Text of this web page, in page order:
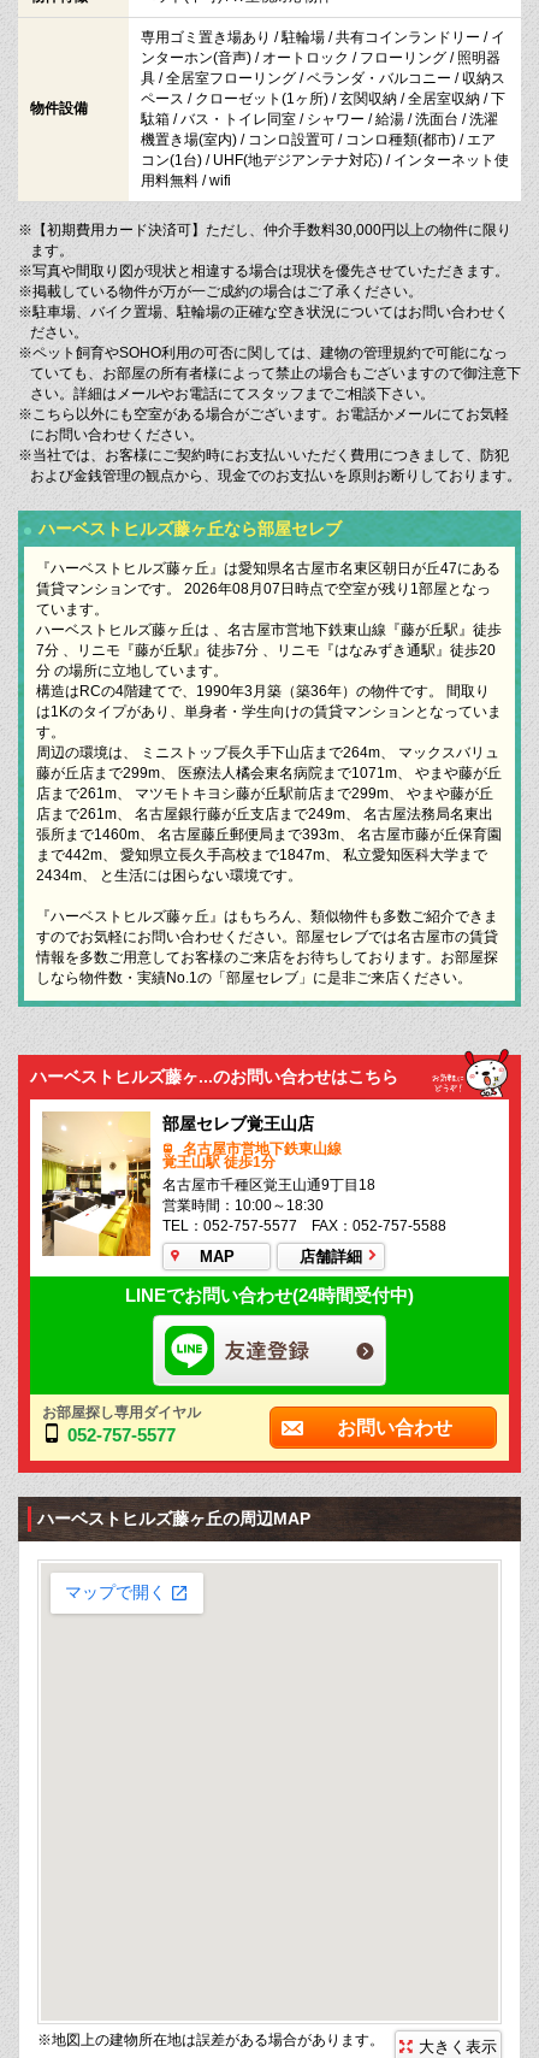
物件設備
専用ゴミ置き場あり / 駐輪場 / 共有コインランドリー / イ
ンターホン(音声) / オートロック / フローリング / 照明器
具 / 全居室フローリング / ベランダ・バルコニー / 収納ス
ペース / クローゼット(1ヶ所) / 玄関収納 / 全居室収納 / 下
駄箱 / バス・トイレ同室 / シャワー / 給湯 / 洗面台 / 洗濯
機置き場(室内) / コンロ設置可 / コンロ種類(都市) / エア
コン(1台) / UHF(地デジアンテナ対応) / インターネット使
用料無料 / wifi
※【初期費用カード決済可】ただし、仲介手数料30,000円以上の物件に限り
ます。
※写真や間取り図が現状と相違する場合は現状を優先させていただきます。
※掲載している物件が万が一ご成約の場合はご了承ください。
※駐車場、バイク置場、駐輪場の正確な空き状況についてはお問い合わせく
ださい。
※ペット飼育やSOHO利用の可否に関しては、建物の管理規約で可能になっ
ていても、お部屋の所有者様によって禁止の場合もございますので御注意下
さい。詳細はメールやお電話にてスタッフまでご相談下さい。
※こちら以外にも空室がある場合がございます。お電話かメールにてお気軽
にお問い合わせください。
※当社では、お客様にご契約時にお支払いいただく費用につきまして、防犯
および金銭管理の観点から、現金でのお支払いを原則お断りしております。
ハーベストヒルズ藤ヶ丘なら部屋セレブ
『ハーベストヒルズ藤ヶ丘』は愛知県名古屋市名東区朝日が丘47にある
賃貸マンションです。 2026年08月07日時点で空室が残り1部屋となっ
ています。
ハーベストヒルズ藤ヶ丘は 、名古屋市営地下鉄東山線『藤が丘駅』徒歩
7分 、リニモ『藤が丘駅』徒歩7分 、リニモ『はなみずき通駅』徒歩20
分 の場所に立地しています。
構造はRCの4階建てで、1990年3月築（築36年）の物件です。 間取り
は1Kのタイプがあり、単身者・学生向けの賃貸マンションとなっていま
す。
周辺の環境は、 ミニストップ長久手下山店まで264m、 マックスバリュ
藤が丘店まで299m、 医療法人橘会東名病院まで1071m、 やまや藤が丘
店まで261m、 マツモトキヨシ藤が丘駅前店まで299m、 やまや藤が丘
店まで261m、 名古屋銀行藤が丘支店まで249m、 名古屋法務局名東出
張所まで1460m、 名古屋藤丘郵便局まで393m、 名古屋市藤が丘保育園
まで442m、 愛知県立長久手高校まで1847m、 私立愛知医科大学まで
2434m、 と生活には困らない環境です。
『ハーベストヒルズ藤ヶ丘』はもちろん、類似物件も多数ご紹介できま
すのでお気軽にお問い合わせください。部屋セレブでは名古屋市の賃貸
情報を多数ご用意してお客様のご来店をお待ちしております。お部屋探
しなら物件数・実績No.1の「部屋セレブ」に是非ご来店ください。
ハーベストヒルズ藤ヶ...のお問い合わせはこちら
部屋セレブ覚王山店
名古屋市営地下鉄東山線
覚王山駅 徒歩1分
名古屋市千種区覚王山通9丁目18
営業時間：10:00～18:30
TEL：052-757-5577 FAX：052-757-5588
MAP 店舗詳細
LINEでお問い合わせ(24時間受付中)
お部屋探し専用ダイヤル
052-757-5577 お問い合わせ
ハーベストヒルズ藤ヶ丘の周辺MAP
※地図上の建物所在地は誤差がある場合があります。 大きく表示